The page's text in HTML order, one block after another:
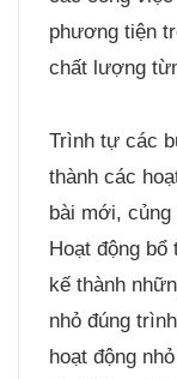
phương tiện
chất lượng
Trình tự các
thành các
bài mới,
Hoạt động
kế thành
nhỏ đúng
hoạt động